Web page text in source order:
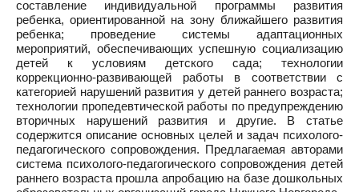
составление индивидуальной программы развития
ребенка, ориентированной на зону ближайшего развития
ребенка; проведение системы адаптационных
мероприятий, обеспечивающих успешную социализацию
детей к условиям детского сада; технологии
коррекционно-развивающей работы в соответствии с
категорией нарушений развития у детей раннего возраста;
технологии пропедевтической работы по предупреждению
вторичных нарушений развития и другие. В статье
содержится описание основных целей и задач психолого-
педагогического сопровождения. Предлагаемая авторами
система психолого-педагогического сопровождения детей
раннего возраста прошла апробацию на базе дошкольных